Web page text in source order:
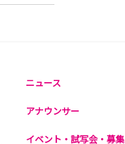
ニュース
アナウンサー
イベント・試写会・募集